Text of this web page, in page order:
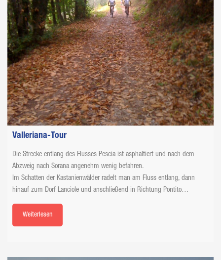
Valleriana-Tour
Die Strecke entlang des Flusses Pescia ist asphaltiert und nach dem
Abzweig nach Sorana angenehm wenig befahren.
Im Schatten der Kastanienwälder radelt man am Fluss entlang, dann
hinauf zum Dorf Lanciole und anschließend in Richtung Pontito…
Weiterlesen